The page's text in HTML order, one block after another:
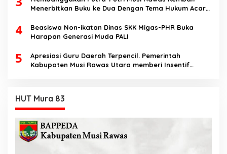
Menerbitkan Buku ke Dua Dengan Tema Hukum Acara
4
Beasiswa Non-ikatan Dinas SKK Migas-PHR Buka
Harapan Generasi Muda PALI
5
Apresiasi Guru Daerah Terpencil. Pemerintah
Kabupaten Musi Rawas Utara memberi Insentif
HUT Mura 83